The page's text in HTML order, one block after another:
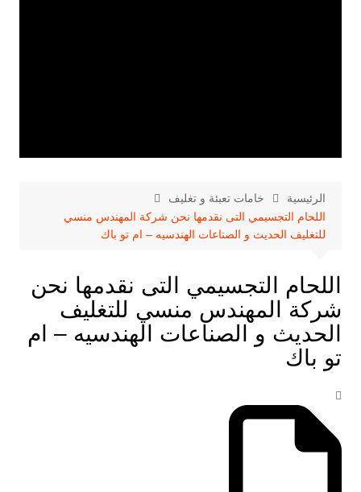
الرئيسية
خامات تعبئة و تغليف
اللحام التجسيمي التى نقدمها نحن شركة المهندس منسي
للتغليف الحديث و الصناعات الهندسيه – ام تو باك
اللحام التجسيمي التى نقدمها نحن
شركة المهندس منسي للتغليف
الحديث و الصناعات الهندسيه – ام
تو باك